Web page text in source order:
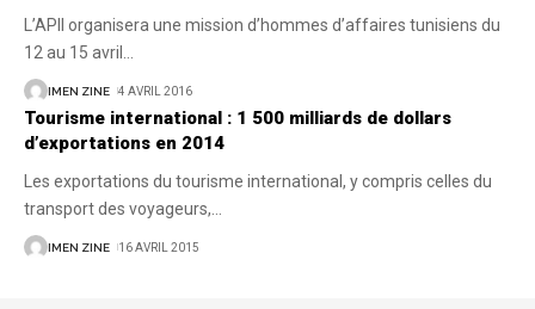
L’APII organisera une mission d’hommes d’affaires tunisiens du
12 au 15 avril …
IMEN ZINE 4 AVRIL 2016
Tourisme international : 1 500 milliards de dollars
d’exportations en 2014
Les exportations du tourisme international, y compris celles du
transport des voyageurs,…
IMEN ZINE 16 AVRIL 2015